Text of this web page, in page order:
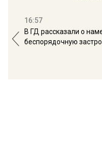
16:57
В ГД рассказали о
беспорядочную